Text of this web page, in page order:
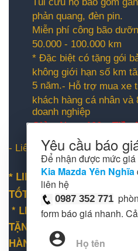
phản quang, đèn pin.
Miễn phí công bão
50.000 - 100.000 km
* Đặc biệt có tặng gói
không giới hạn số km
5 năm.- Hỗ trợ mua xe
khách hàng cá nhân và
doanh nghiệp
Giảm Ngay 100tr Tiền
- Liên hệ Hotline của chúng
* LIÊN HỆ ĐỂ ĐƯỢC HỖ
TỐT NHẤT THỊ TRƯỜNG
* LIÊN HỆ ĐỂ NHẬN ĐƯỢC
TẶNG KHÁC (TÙY THUỘC
HÀNG MUA XE)
Yêu cầu báo
Để nhận được mức giá
Kia Mazda Yên Nghĩa
liên hệ
0987 352 771
form báo giá nhanh.
account_circle Họ tên